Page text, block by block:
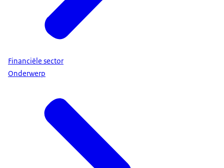
Financiële sector
Onderwerp